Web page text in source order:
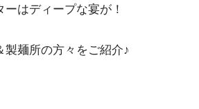
はディープな宴が！
製麺所の方々をご紹介♪